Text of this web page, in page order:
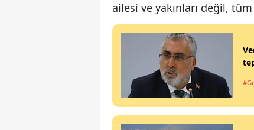
ailesi ve yakınları değil,